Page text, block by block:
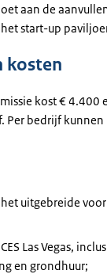
aan de
start-up
kosten
kost € 4.400
Per bedrijf
uitgebreide
Las Vegas,
en grondhuur;